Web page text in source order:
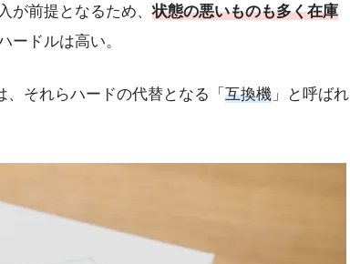
が前提となるため、状態の悪いものも多く在庫
ードルは高い。
、それらハードの代替となる「 互換機 」と呼ばれ